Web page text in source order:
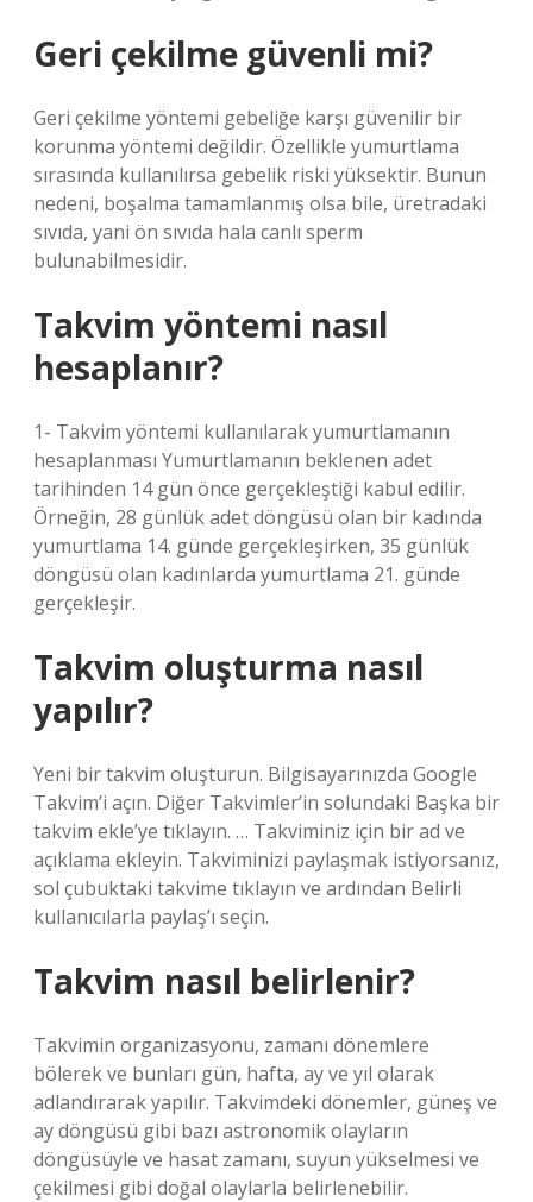
Geri çekilme güvenli mi?
Geri çekilme yöntemi gebeliğe karşı güvenilir bir
korunma yöntemi değildir. Özellikle yumurtlama
sırasında kullanılırsa gebelik riski yüksektir. Bunun
nedeni, boşalma tamamlanmış olsa bile, üretradaki
sıvıda, yani ön sıvıda hala canlı sperm
bulunabilmesidir.
Takvim yöntemi nasıl
hesaplanır?
1- Takvim yöntemi kullanılarak yumurtlamanın
hesaplanması Yumurtlamanın beklenen adet
tarihinden 14 gün önce gerçekleştiği kabul edilir.
Örneğin, 28 günlük adet döngüsü olan bir kadında
yumurtlama 14. günde gerçekleşirken, 35 günlük
döngüsü olan kadınlarda yumurtlama 21. günde
gerçekleşir.
Takvim oluşturma nasıl
yapılır?
Yeni bir takvim oluşturun. Bilgisayarınızda Google
Takvim’i açın. Diğer Takvimler’in solundaki Başka bir
takvim ekle’ye tıklayın. … Takviminiz için bir ad ve
açıklama ekleyin. Takviminizi paylaşmak istiyorsanız,
sol çubuktaki takvime tıklayın ve ardından Belirli
kullanıcılarla paylaş’ı seçin.
Takvim nasıl belirlenir?
Takvimin organizasyonu, zamanı dönemlere
bölerek ve bunları gün, hafta, ay ve yıl olarak
adlandırarak yapılır. Takvimdeki dönemler, güneş ve
ay döngüsü gibi bazı astronomik olayların
döngüsüyle ve hasat zamanı, suyun yükselmesi ve
çekilmesi gibi doğal olaylarla belirlenebilir.